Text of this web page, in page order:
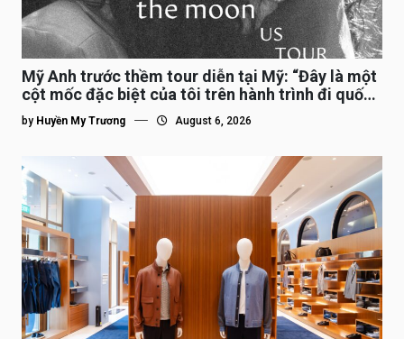
Mỹ Anh trước thềm tour diễn tại Mỹ: “Đây là một
cột mốc đặc biệt của tôi trên hành trình đi quốc
tế”
by Huyền My Trương August 6, 2026